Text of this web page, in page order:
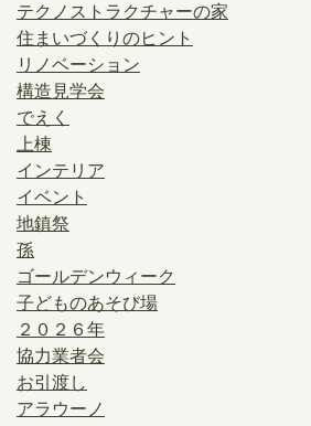
テクノストラクチャーの家
住まいづくりのヒント
リノベーション
構造見学会
でえく
上棟
インテリア
イベント
地鎮祭
孫
ゴールデンウィーク
子どものあそび場
２０２６年
協力業者会
お引渡し
アラウーノ